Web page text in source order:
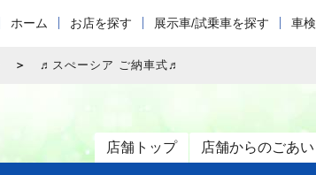
ホーム お店を探す 展示車/試乗車を探す 車
♬スぺーシア ご納車式♬
店舗トップ 店舗からのごあ